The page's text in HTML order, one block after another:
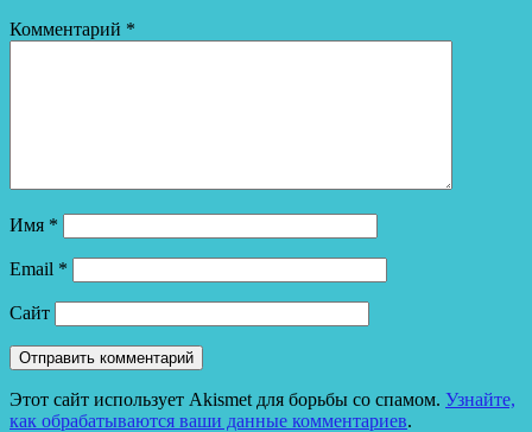
Комментарий *
Имя *
Email *
Сайт
Этот сайт использует Akismet для борьбы со спамом. Узнайте,
как обрабатываются ваши данные комментариев.